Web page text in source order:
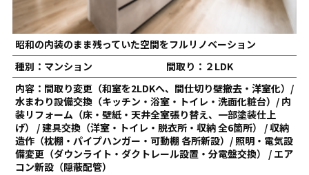
昭和の内装のまま残っていた空間をフルリノベーション
種別：マンション
間取り：２LDK
内容：間取り変更（和室を2LDKへ、間仕切り壁撤去・洋室化）/
水まわり設備交換（キッチン・浴室・トイレ・洗面化粧台）/ 内
装リフォーム（床・壁紙・天井全室張り替え、一部塗装仕上
げ） / 建具交換（洋室・トイレ・脱衣所・収納 全6箇所） / 収納
造作（枕棚・パイプハンガー・可動棚 各所新設）/ 照明・電気設
備変更（ダウンライト・ダクトレール設置・分電盤交換） / エア
コン新設（隠蔽配管）